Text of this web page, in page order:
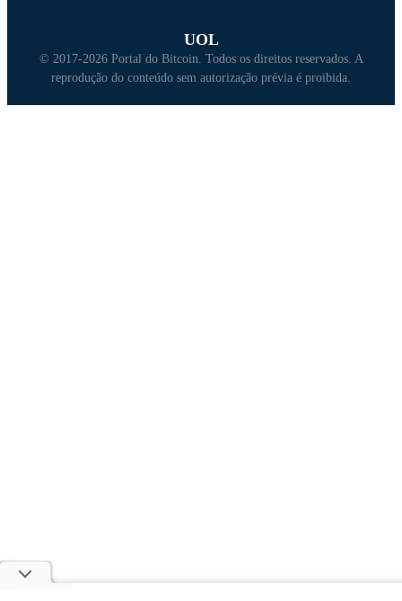
UOL
© 2017-2026 Portal do Bitcoin. Todos os direitos reservados. A
reprodução do conteúdo sem autorização prévia é proibida.